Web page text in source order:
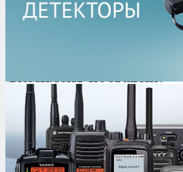
оценка (33
металлодетектор;
катушка;
инструкция по
гарантийный талон.